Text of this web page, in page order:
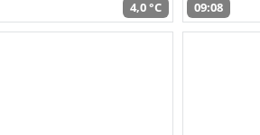
4,0 °C 09:08